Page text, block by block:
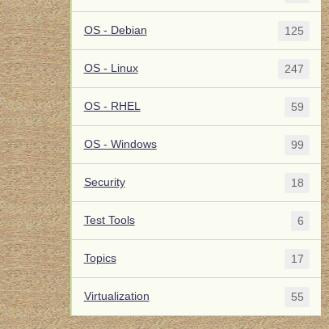
OS - Debian 125
OS - Linux 247
OS - RHEL 59
OS - Windows 99
Security 18
Test Tools 6
Topics 17
Virtualization 55